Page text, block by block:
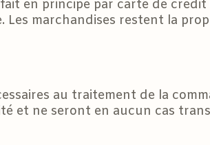
en principe par carte de
marchandises restent la
au traitement de la
et ne seront en aucun cas